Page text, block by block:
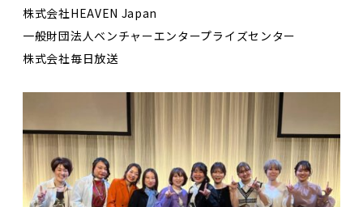
株式会社HEAVEN Japan
一般財団法人ベンチャーエンタープライズセンター
株式会社毎日放送